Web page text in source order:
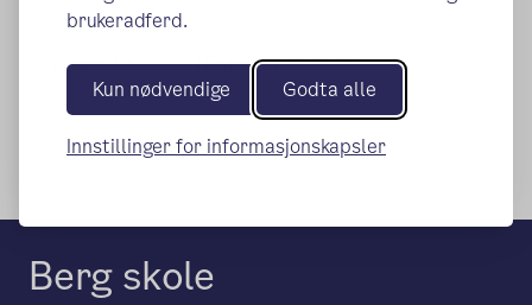
brukeradferd.
Kun nødvendige Godta alle
Innstillinger for informasjonskapsler
Publisert:19.08.2021Endret:21.08.2025
Berg skole